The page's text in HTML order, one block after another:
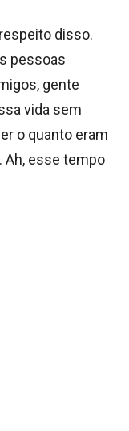
disso.
pessoas
gente
vida sem
o quanto eram
Ah, esse tempo